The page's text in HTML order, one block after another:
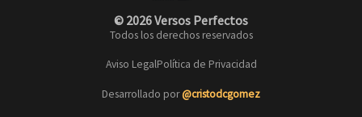
© 2026 Versos Perfectos
Todos los derechos reservados
Aviso LegalPolítica de Privacidad
Desarrollado por@cristodcgomez